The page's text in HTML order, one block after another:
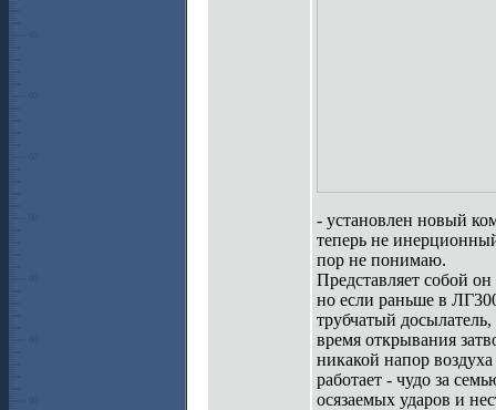
- установлен новый
теперь не
пор не понимаю.
Представляет собой
но если раньше в
трубчатый
время открывания
никакой напор
работает - чудо за
осязаемых ударов и